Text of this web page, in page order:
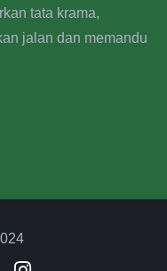
tata krama,
jalan dan memandu